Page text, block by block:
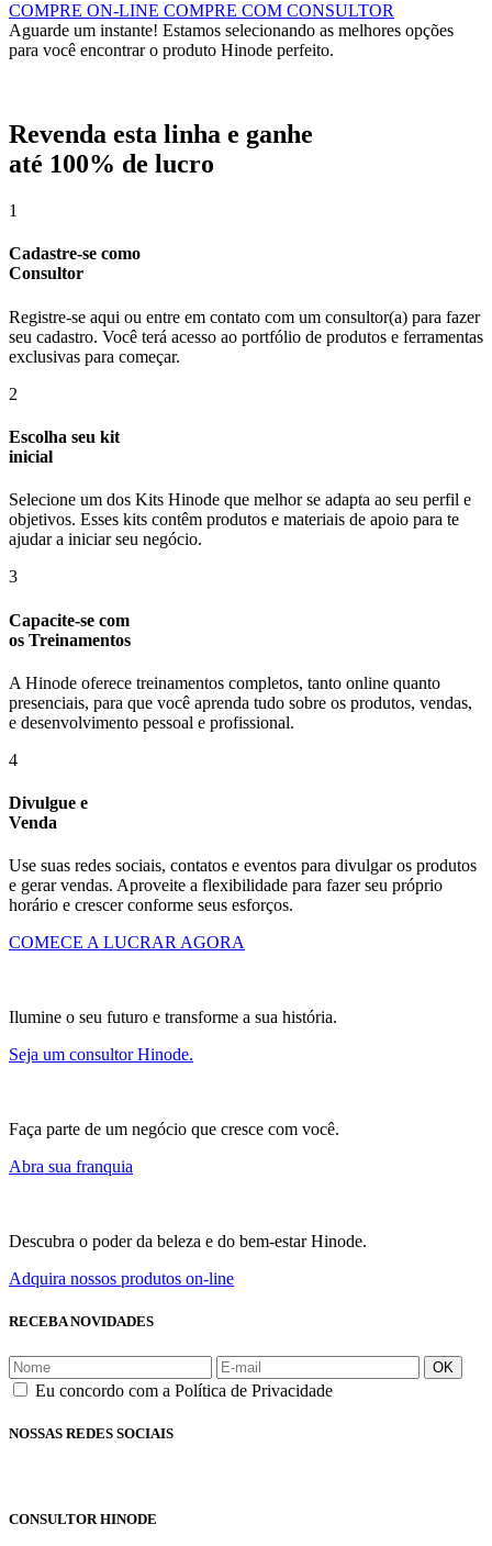
COMPRE ON-LINE COMPRE COM CONSULTOR
Aguarde um instante! Estamos selecionando as melhores opções
para você encontrar o produto Hinode perfeito.
Revenda esta linha e ganhe
até 100% de lucro
1
Cadastre-se como
Consultor
Registre-se aqui ou entre em contato com um consultor(a) para fazer
seu cadastro. Você terá acesso ao portfólio de produtos e ferramentas
exclusivas para começar.
2
Escolha seu kit
inicial
Selecione um dos Kits Hinode que melhor se adapta ao seu perfil e
objetivos. Esses kits contêm produtos e materiais de apoio para te
ajudar a iniciar seu negócio.
3
Capacite-se com
os Treinamentos
A Hinode oferece treinamentos completos, tanto online quanto
presenciais, para que você aprenda tudo sobre os produtos, vendas,
e desenvolvimento pessoal e profissional.
4
Divulgue e
Venda
Use suas redes sociais, contatos e eventos para divulgar os produtos
e gerar vendas. Aproveite a flexibilidade para fazer seu próprio
horário e crescer conforme seus esforços.
COMECE A LUCRAR AGORA
Ilumine o seu futuro e transforme a sua história.
Seja um consultor Hinode.
Faça parte de um negócio que cresce com você.
Abra sua franquia
Descubra o poder da beleza e do bem-estar Hinode.
Adquira nossos produtos on-line
RECEBA NOVIDADES
OK
Eu concordo com a Política de Privacidade
NOSSAS REDES SOCIAIS
CONSULTOR HINODE